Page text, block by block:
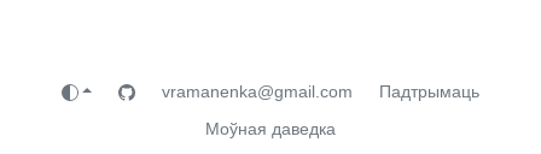
vramanenka@gmail.com
Падтрымаць
Моўная даведка